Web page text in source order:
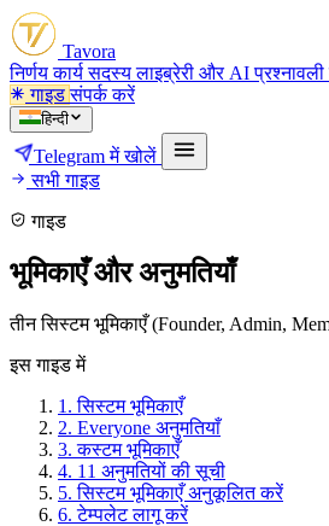
Tavora
निर्णयकार्यसदस्यलाइब्रेरी और AIप्रश्नावली
गाइडसंपर्क करें
हिन्दी
Telegram में खोलें
सभी गाइड
गाइड
भूमिकाएँ और अनुमतियाँ
तीन सिस्टम भूमिकाएँ (Founder, Admin,
इस गाइड में
1. सिस्टम भूमिकाएँ
2. Everyone अनुमतियाँ
3. कस्टम भूमिकाएँ
4. 11 अनुमतियों की सूची
5. सिस्टम भूमिकाएँ अनुकूलित करें
6. टेम्पलेट लागू करें